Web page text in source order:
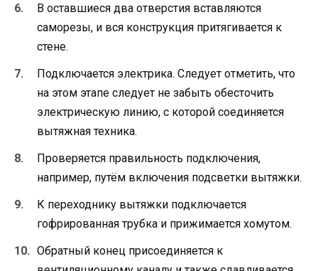
В оставшиеся два отверстия вставляются
саморезы, и вся конструкция притягивается к
стене.
Подключается электрика. Следует отметить, что
на этом этапе следует не забыть обесточить
электрическую линию, с которой соединяется
вытяжная техника.
Проверяется правильность подключения,
например, путём включения подсветки вытяжки.
К переходнику вытяжки подключается
гофрированная трубка и прижимается хомутом.
Обратный конец присоединяется к